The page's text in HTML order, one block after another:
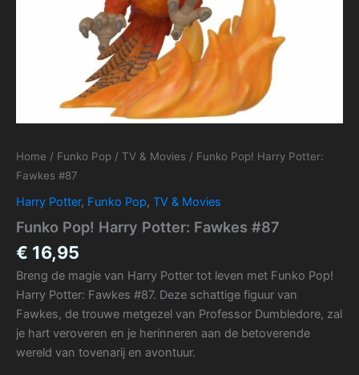
Home / Funko Pop / TV & Movies / Funko Pop! Harry Potter:
Fawkes #87
Harry Potter, Funko Pop, TV & Movies
Funko Pop! Harry Potter: Fawkes #87
€ 16,95
Breng de magie van Harry Potter tot leven met Funko Pop!
Harry Potter: Fawkes #87. Deze schattige figuur van
Fawkes, de trouwe metgezel van Professor Dumbledore, zal
je hart veroveren en je herinneren aan de betoverende
wereld van tovenarij en avontuur.